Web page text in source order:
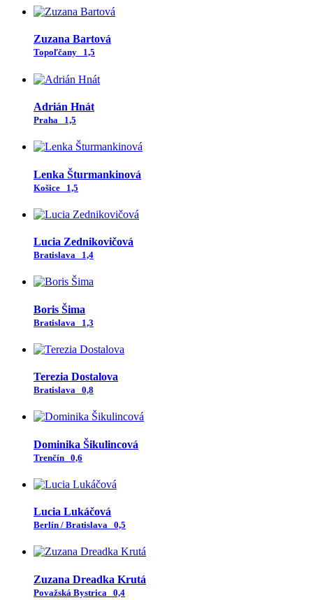
Zuzana Bartová
Topoľčany 1,5
Adrián Hnát
Praha 1,5
Lenka Šturmankinová
Košice 1,5
Lucia Zednikovičová
Bratislava 1,4
Boris Šima
Bratislava 1,3
Terezia Dostalova
Bratislava 0,8
Dominika Šikulincová
Trenčín 0,6
Lucia Lukáčová
Berlín / Bratislava 0,5
Zuzana Dreadka Krutá
Považská Bystrica 0,4